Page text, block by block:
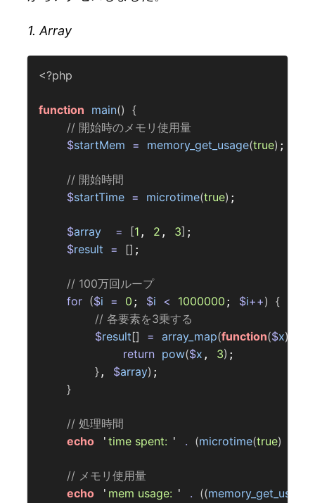
1. Array
<?php
function main() {
// 開始時のメモリ使用量
$startMem = memory_get_usage(true) ;
// 開始時間
$startTime = microtime(true) ;
$array = [1 , 2 , 3] ;
$result = [] ;
// 100万回ループ
for ($i = 0 ; $i < 1000000 ; $i++) {
// 各要素を3乗する
$result[] = array_map(function($x)
return pow($x , 3) ;
} , $array) ;
}
// 処理時間
echo ' time spent: ' . (microtime(true)
// メモリ使用量
echo ' mem usage: ' . ((memory_get_usage